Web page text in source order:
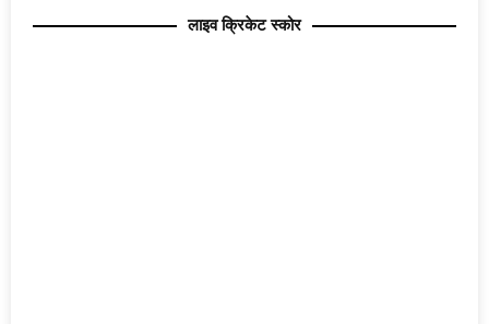
लाइव क्रिकेट स्कोर